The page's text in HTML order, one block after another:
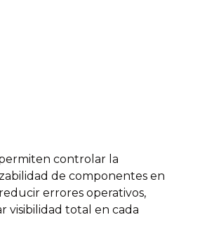
controlar la
de componentes en
errores operativos,
visibilidad total en cada